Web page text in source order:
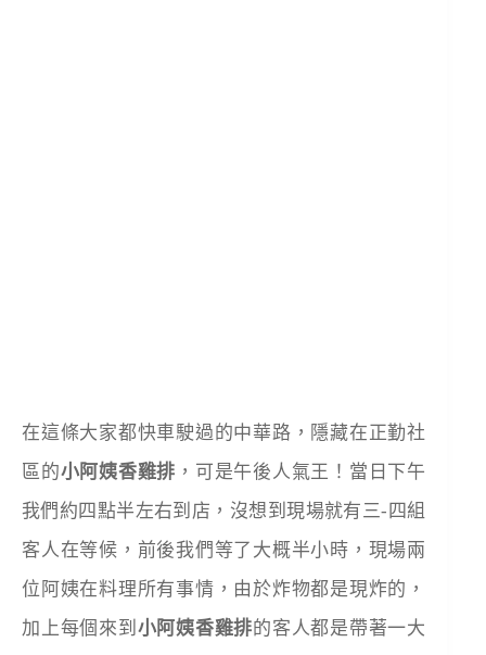
在這條大家都快車駛過的中華路，隱藏在正勤社
區的小阿姨香雞排 ，可是午後人氣王！當日下午
我們約四點半左右到店，沒想到現場就有三-四組
客人在等候，前後我們等了大概半小時，現場兩
位阿姨在料理所有事情，由於炸物都是現炸的，
加上每個來到 小阿姨香雞排的客人都是帶著一大